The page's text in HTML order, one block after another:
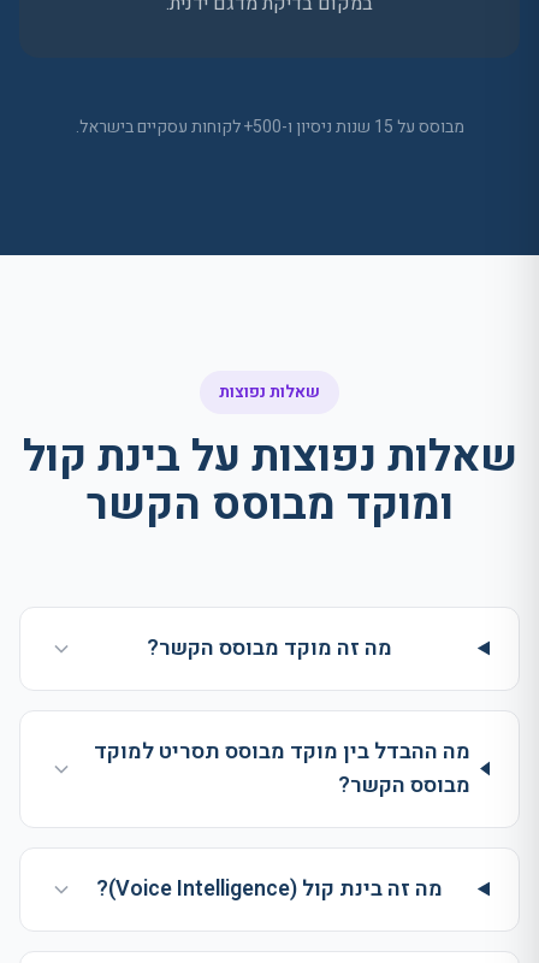
מבוסס על 15 שנות ניסיון ו-500+ לקוחות עסקיים בישראל.
שאלות נפוצות
שאלות נפוצות על בינת קול
ומוקד מבוסס הקשר
מה זה מוקד מבוסס הקשר?
מה ההבדל בין מוקד מבוסס תסריט למוקד
מבוסס הקשר?
מה זה בינת קול (Voice Intelligence)?